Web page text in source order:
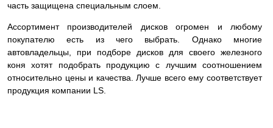
часть защищена специальным слоем.
Ассортимент производителей дисков огромен и любому
покупателю есть из чего выбрать. Однако многие
автовладельцы, при подборе дисков для своего железного
коня хотят подобрать продукцию с лучшим соотношением
относительно цены и качества. Лучше всего ему соответствует
продукция компании LS.